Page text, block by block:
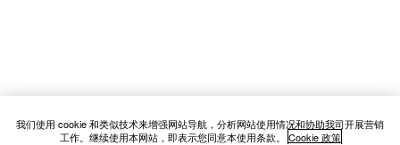
我们使用 cookie 和类似技术来增强网站导航，分析网站使用情况和协助我司开展营销
工作。继续使用本网站，即表示您同意本使用条款。 Cookie 政策